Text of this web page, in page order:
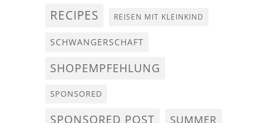
RECIPES REISEN MIT KLEINKIND
SCHWANGERSCHAFT
SHOPEMPFEHLUNG
SPONSORED
SPONSORED POST SUMMER